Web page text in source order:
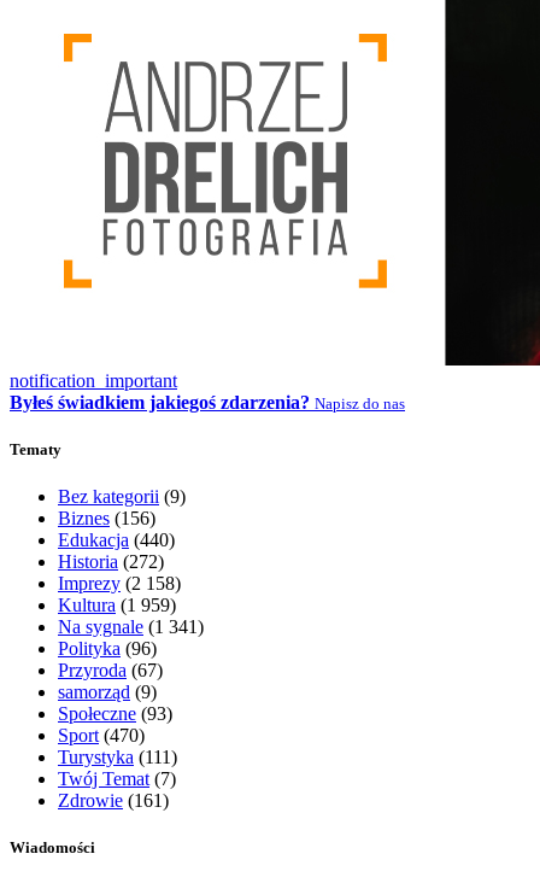
notification_important
Byłeś świadkiem jakiegoś zdarzenia? Napisz do nas
Tematy
Bez kategorii (9)
Biznes (156)
Edukacja (440)
Historia (272)
Imprezy (2 158)
Kultura (1 959)
Na sygnale (1 341)
Polityka (96)
Przyroda (67)
samorząd (9)
Społeczne (93)
Sport (470)
Turystyka (111)
Twój Temat (7)
Zdrowie (161)
Wiadomości